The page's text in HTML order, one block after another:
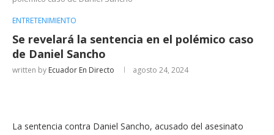
ENTRETENIMIENTO
Se revelará la sentencia en el polémico caso
de Daniel Sancho
written by Ecuador En Directo agosto 24, 2024
La sentencia contra Daniel Sancho, acusado del asesinato